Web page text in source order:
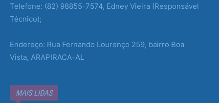
Telefone: (82) 98855-7574, Edney Vieira (Responsável
Técnico);
Endereço: Rua Fernando Lourenço 259, bairro Boa
Vista, ARAPIRACA-AL
MAIS LIDAS